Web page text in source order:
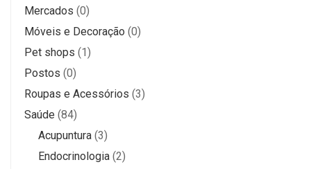
Mercados (0)
Móveis e Decoração (0)
Pet shops (1)
Postos (0)
Roupas e Acessórios (3)
Saúde (84)
Acupuntura (3)
Endocrinologia (2)